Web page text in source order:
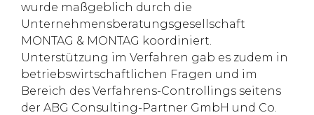
wurde maßgeblich durch die
Unternehmensberatungsgesellschaft
MONTAG & MONTAG koordiniert.
Unterstützung im Verfahren gab es zudem in
betriebswirtschaftlichen Fragen und im
Bereich des Verfahrens-Controllings seitens
der ABG Consulting-Partner GmbH und Co.